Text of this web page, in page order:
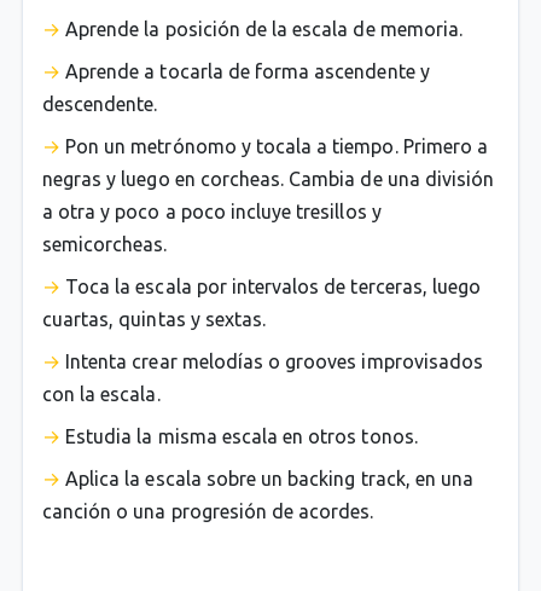
Aprende la posición de la escala de memoria.
Aprende a tocarla de forma ascendente y
descendente.
Pon un metrónomo y tocala a tiempo. Primero a
negras y luego en corcheas. Cambia de una división
a otra y poco a poco incluye tresillos y
semicorcheas.
Toca la escala por intervalos de terceras, luego
cuartas, quintas y sextas.
Intenta crear melodías o grooves improvisados
con la escala.
Estudia la misma escala en otros tonos.
Aplica la escala sobre un backing track, en una
canción o una progresión de acordes.